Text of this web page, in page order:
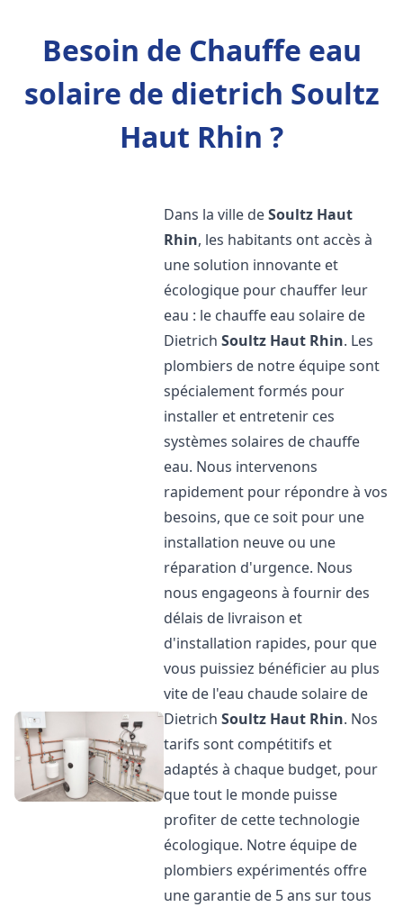
Besoin de Chauffe eau
solaire de dietrich Soultz
Haut Rhin ?
Dans la ville deSoultz Haut
Rhin, les habitants ont accès à
une solution innovante et
écologique pour chauffer leur
eau : le chauffe eau solaire de
DietrichSoultz Haut Rhin. Les
plombiers de notre équipe sont
spécialement formés pour
installer et entretenir ces
systèmes solaires de chauffe
eau. Nous intervenons
rapidement pour répondre à vos
besoins, que ce soit pour une
installation neuve ou une
réparation d'urgence. Nous
nous engageons à fournir des
délais de livraison et
d'installation rapides, pour que
vous puissiez bénéficier au plus
vite de l'eau chaude solaire de
DietrichSoultz Haut Rhin. Nos
tarifs sont compétitifs et
adaptés à chaque budget, pour
que tout le monde puisse
profiter de cette technologie
écologique. Notre équipe de
plombiers expérimentés offre
une garantie de 5 ans sur tous